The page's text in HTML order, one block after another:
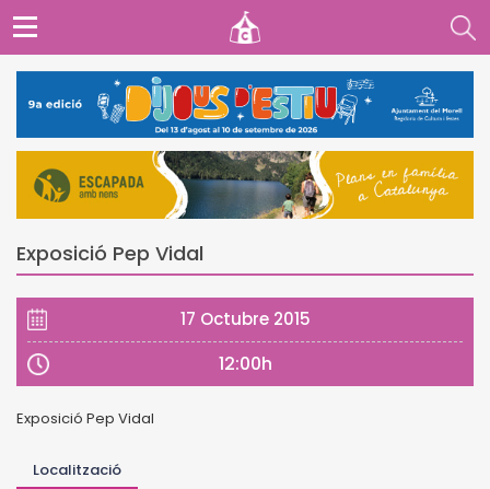
Exposició Pep Vidal
17 Octubre 2015
12:00h
Exposició Pep Vidal
Localització